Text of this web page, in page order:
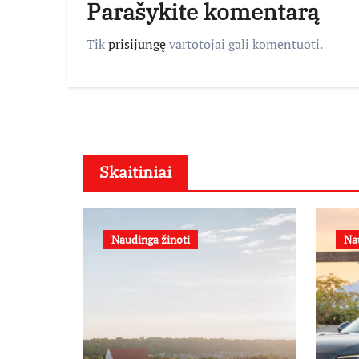
Parašykite komentarą
Tikprisijungęvartotojai gali komentuoti.
Skaitiniai
Naudinga žinoti